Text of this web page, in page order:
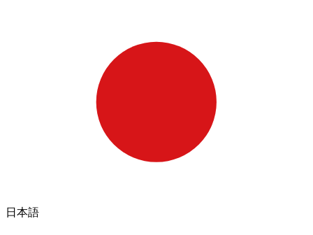
日本語